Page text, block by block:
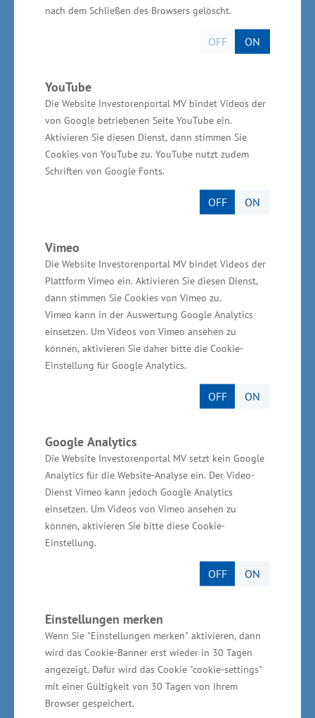
nach dem Schließen des Browsers gelöscht.
OFF ON
YouTube
Die Website Investorenportal MV bindet Videos der
von Google betriebenen Seite YouTube ein.
Aktivieren Sie diesen Dienst, dann stimmen Sie
Cookies von YouTube zu. YouTube nutzt zudem
Schriften von Google Fonts.
OFF ON
Vimeo
Die Website Investorenportal MV bindet Videos der
Plattform Vimeo ein. Aktivieren Sie diesen Dienst,
dann stimmen Sie Cookies von Vimeo zu.
Vimeo kann in der Auswertung Google Analytics
einsetzen. Um Videos von Vimeo ansehen zu
können, aktivieren Sie daher bitte die Cookie-
Einstellung für Google Analytics.
OFF ON
Google Analytics
Die Website Investorenportal MV setzt kein Google
Analytics für die Website-Analyse ein. Der Video-
Dienst Vimeo kann jedoch Google Analytics
einsetzen. Um Videos von Vimeo ansehen zu
können, aktivieren Sie bitte diese Cookie-
Einstellung.
OFF ON
Einstellungen merken
Wenn Sie "Einstellungen merken" aktivieren, dann
wird das Cookie-Banner erst wieder in 30 Tagen
angezeigt. Dafür wird das Cookie "cookie-settings"
mit einer Gültigkeit von 30 Tagen von Ihrem
Browser gespeichert.
Innovationsberatung über die Implementierung
bis hin zur Schulung. „Der im zweiten
Firmenjahr eingestellte erste Beschäftigte ist
noch heute im Unternehmen tätig. Das spricht
für wertschätzende Personalpolitik,
unternehmerische Verantwortung und
intensives Engagement in die eigene
Fachkräftesicherung“, so Wirtschaftsminister
wurde im Rahmen des Wettbewerbs
„Unternehmenspersönlichkeit“ ausgezeichnet.
Tourismus und Arbeit Mecklenburg-Vorpommern
Invest in MV - Wirtschaftsfördergesellschaft des
Landes MV
BioCon Valley®GmbH
Landesförderinstitut Mecklenburg-Vorpommern
TBI Technologie-Beratungs-Institut GmbH
GSA - Gesellschaft für Struktur &
Arbeitsmarktentwicklung mbH
GründerMV
Nachfolgezentrale MV